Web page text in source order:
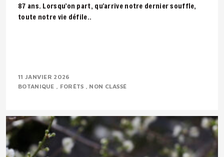
87 ans. Lorsqu’on part, qu’arrive notre dernier souffle,
toute notre vie défile..
11 JANVIER 2026
BOTANIQUE
FORÊTS NON CLASSÉ